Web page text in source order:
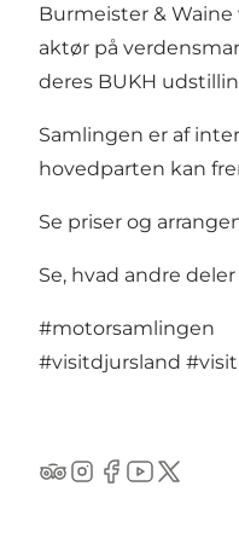
Burmeister &
aktør på
deres BUKH
Samlingen er af
hovedparten kan
Se priser og
Se, hvad andre
#motorsamlingen
#visitdjursland
TripAdvisor
Instagram
Facebook
YouTube
Twitter